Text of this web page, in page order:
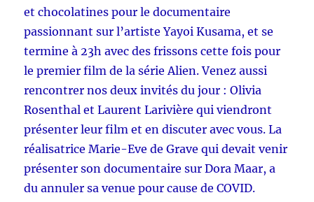
et chocolatines pour le documentaire
passionnant sur l’artiste Yayoi Kusama, et se
termine à 23h avec des frissons cette fois pour
le premier film de la série Alien. Venez aussi
rencontrer nos deux invités du jour : Olivia
Rosenthal et Laurent Larivière qui viendront
présenter leur film et en discuter avec vous. La
réalisatrice Marie-Eve de Grave qui devait venir
présenter son documentaire sur Dora Maar, a
du annuler sa venue pour cause de COVID.